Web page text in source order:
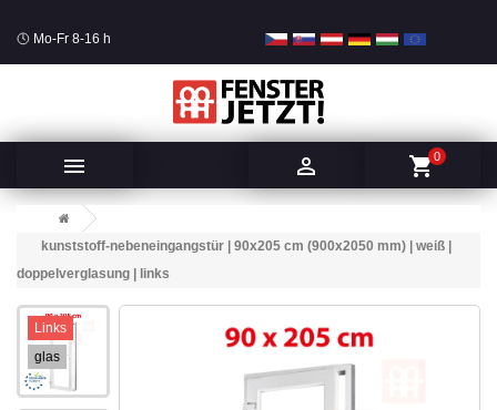
Mo-Fr 8-16 h
  shopping_cart0
kunststoff-nebeneingangstür | 90x205 cm (900x2050 mm) | weiß |
doppelverglasung | links
Links
glas